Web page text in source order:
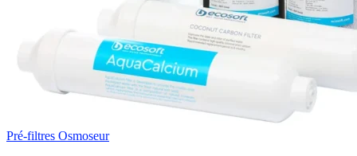
Pré-filtres Osmoseur